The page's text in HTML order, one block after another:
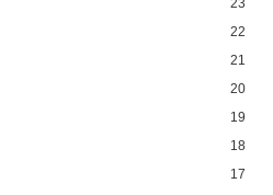
23
22
21
20
19
18
17